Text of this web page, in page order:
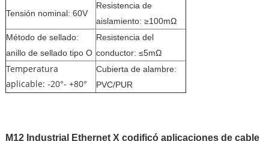
Tensión nominal: 60V
Resistencia de
aislamiento: ≥100mΩ
Método de sellado:
anillo de sellado tipo O
Resistencia del
conductor: ≤5mΩ
Temperatura
aplicable: -20°- +80°
Cubierta de alambre:
PVC/PUR
M12 Industrial Ethernet X codificó aplicaciones de cable